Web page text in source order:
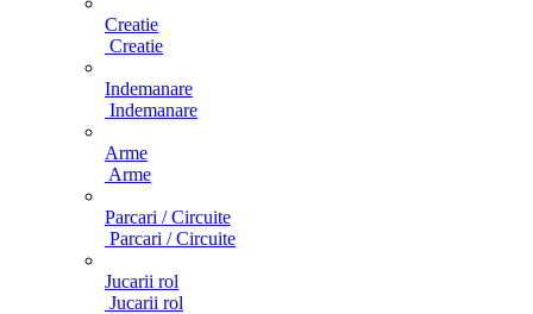
Creatie
Creatie
Indemanare
Indemanare
Arme
Arme
Parcari / Circuite
Parcari / Circuite
Jucarii rol
Jucarii rol